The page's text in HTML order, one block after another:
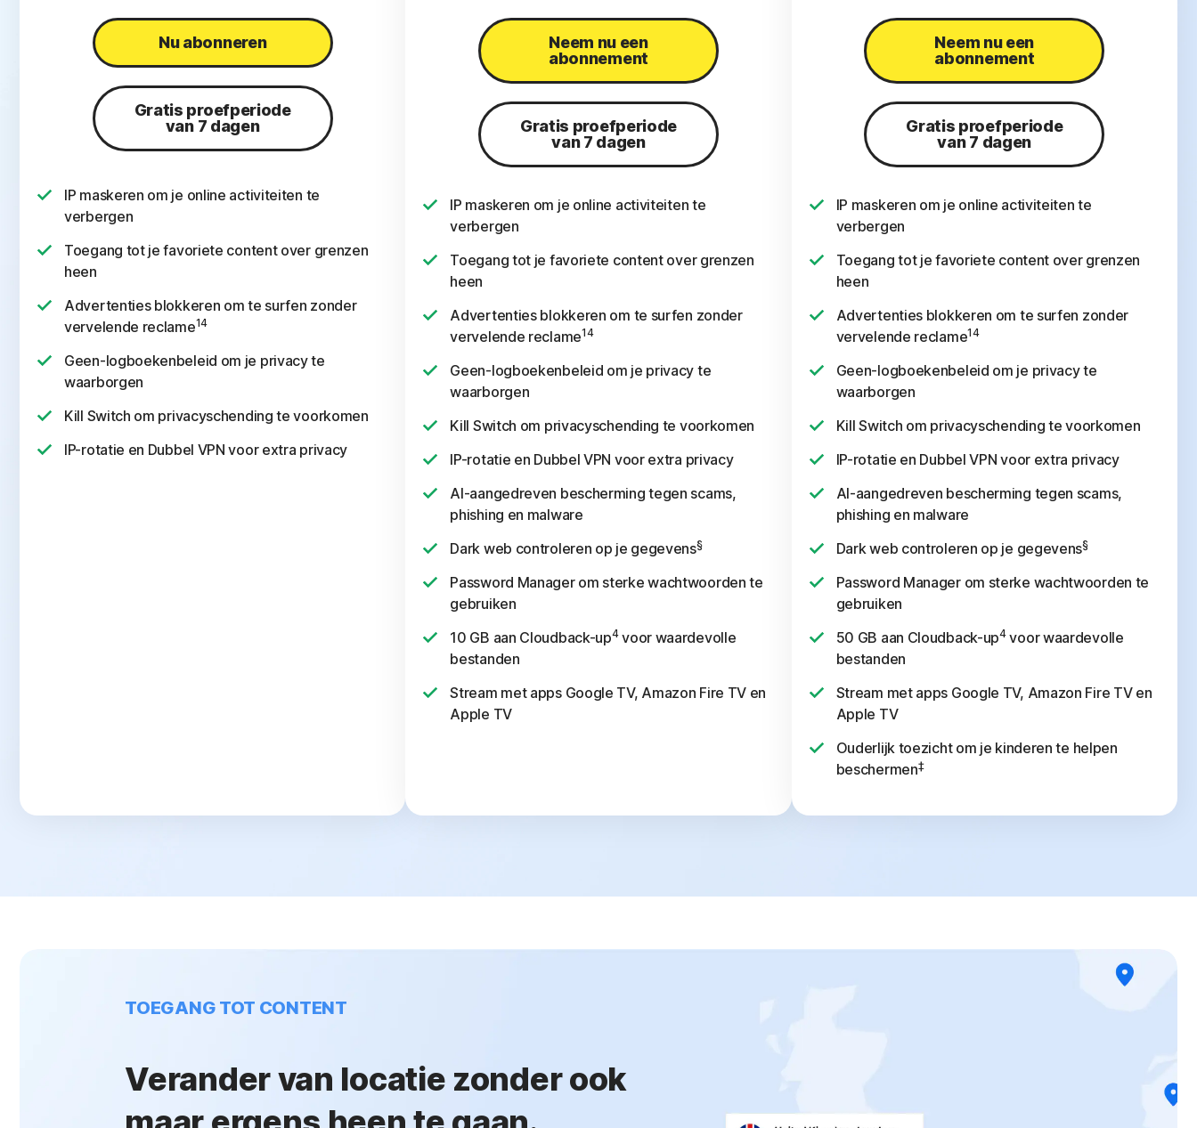
Nu abonneren
Gratis proefperiode
van 7 dagen
IP maskeren om je online activiteiten te
verbergen
Toegang tot je favoriete content over grenzen
heen
Advertenties blokkeren om te surfen zonder
vervelende reclame14
Geen-logboekenbeleid om je privacy te
waarborgen
Kill Switch om privacyschending te voorkomen
IP-rotatie en Dubbel VPN voor extra privacy
Neem nu een
abonnement
Gratis proefperiode
van 7 dagen
IP maskeren om je online activiteiten te
verbergen
Toegang tot je favoriete content over grenzen
heen
Advertenties blokkeren om te surfen zonder
vervelende reclame14
Geen-logboekenbeleid om je privacy te
waarborgen
Kill Switch om privacyschending te voorkomen
IP-rotatie en Dubbel VPN voor extra privacy
AI-aangedreven bescherming tegen scams,
phishing en malware
Dark web controleren op je gegevens§
Password Manager om sterke wachtwoorden te
gebruiken
10 GB aan Cloudback-up4voor waardevolle
bestanden
Stream met apps Google TV, Amazon Fire TV en
Apple TV
Neem nu een
abonnement
Gratis proefperiode
van 7 dagen
IP maskeren om je online activiteiten te
verbergen
Toegang tot je favoriete content over grenzen
heen
Advertenties blokkeren om te surfen zonder
vervelende reclame14
Geen-logboekenbeleid om je privacy te
waarborgen
Kill Switch om privacyschending te voorkomen
IP-rotatie en Dubbel VPN voor extra privacy
AI-aangedreven bescherming tegen scams,
phishing en malware
Dark web controleren op je gegevens§
Password Manager om sterke wachtwoorden te
gebruiken
50 GB aan Cloudback-up4voor waardevolle
bestanden
Stream met apps Google TV, Amazon Fire TV en
Apple TV
Ouderlijk toezicht om je kinderen te helpen
beschermen‡
TOEGANG TOT CONTENT
Verander van locatie zonder ook